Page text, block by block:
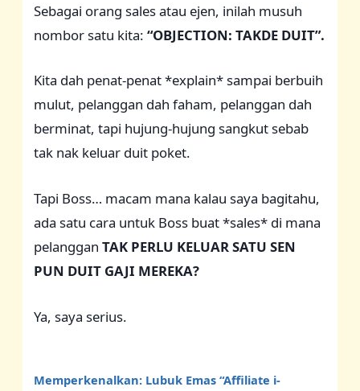
Sebagai orang sales atau ejen, inilah musuh
nombor satu kita:“OBJECTION: TAKDE DUIT”.
Kita dah penat-penat *explain* sampai berbuih
mulut, pelanggan dah faham, pelanggan dah
berminat, tapi hujung-hujung sangkut sebab
tak nak keluar duit poket.
Tapi Boss… macam mana kalau saya bagitahu,
ada satu cara untuk Boss buat *sales* di mana
pelangganTAK PERLU KELUAR SATU SEN
PUN DUIT GAJI MEREKA?
Ya, saya serius.
Memperkenalkan: Lubuk Emas “Affiliate i-